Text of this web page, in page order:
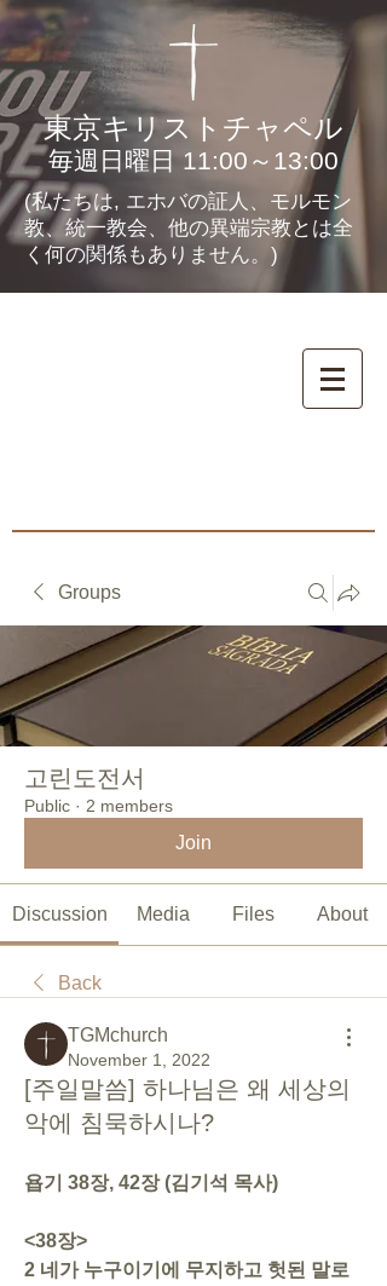
東京キリストチャペル
毎週日曜日 11:00～13:00
(私たちは, エホバの証人、モルモン
教、統一教会、他の異端宗教とは全
く何の関係もありません。)
Groups
고린도전서
Public · 2 members
Join
Discussion Media Files About
Back
TGMchurch
November 1, 2022
[주일말씀] 하나님은 왜 세상의
악에 침묵하시나?
욥기 38장, 42장 (김기석 목사)
<38장>
2 네가 누구이기에 무지하고 헛된 말로